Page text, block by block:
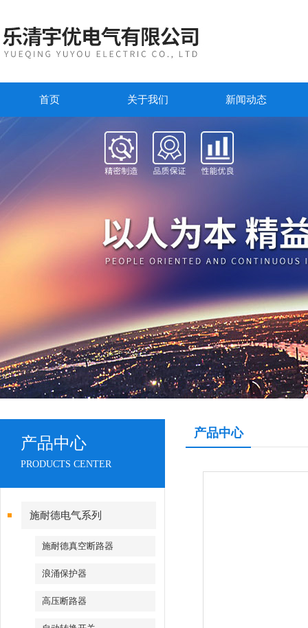
首页 关于我们 新闻动态
产品中心
PRODUCTS CENTER
施耐德电气系列
施耐德真空断路器
浪涌保护器
高压断路器
产品中心